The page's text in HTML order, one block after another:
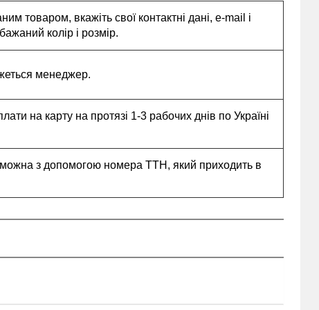
товаром, вкажіть свої контактні дані, e-mail і
колір і розмір.
менеджер.
на карту на протязі 1-3 рабочих днів по Україні
можна з допомогою номера ТТН, який приходить в